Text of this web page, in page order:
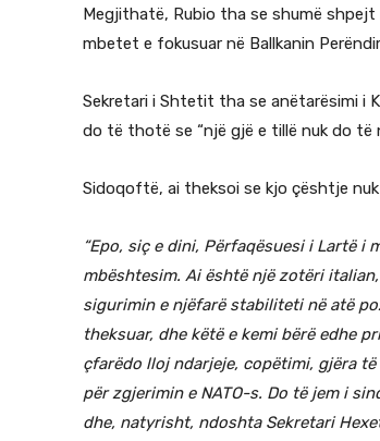
Megjithatë, Rubio tha se shumë
mbetet e fokusuar në Ballkanin
Sekretari i Shtetit tha se anëtarësimi i
do të thotë se “një gjë e tillë nuk do të
Sidoqoftë, ai theksoi se kjo çështje
“Epo, siç e dini, Përfaqësuesi i Lartë i
mbështesim. Ai është një zotëri
sigurimin e njëfarë stabiliteti në atë
theksuar, dhe këtë e kemi bërë edhe
çfarëdo lloj ndarjeje, copëtimi, gjëra
për zgjerimin e NATO-s. Do të jem i
dhe, natyrisht, ndoshta Sekretari